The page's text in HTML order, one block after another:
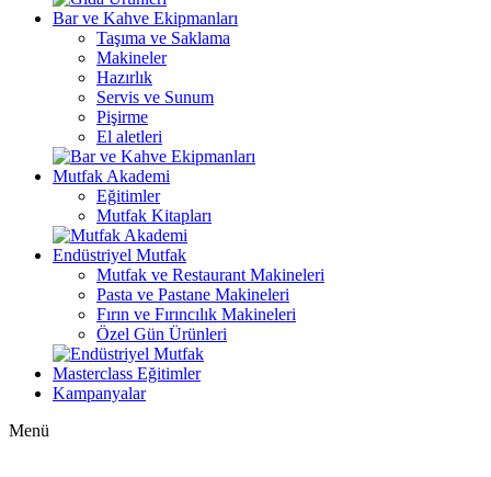
Bar ve Kahve Ekipmanları
Taşıma ve Saklama
Makineler
Hazırlık
Servis ve Sunum
Pişirme
El aletleri
Mutfak Akademi
Eğitimler
Mutfak Kitapları
Endüstriyel Mutfak
Mutfak ve Restaurant Makineleri
Pasta ve Pastane Makineleri
Fırın ve Fırıncılık Makineleri
Özel Gün Ürünleri
Masterclass Eğitimler
Kampanyalar
Menü